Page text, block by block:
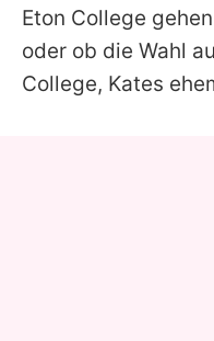
Eton College
oder ob die Wahl
College, Kates